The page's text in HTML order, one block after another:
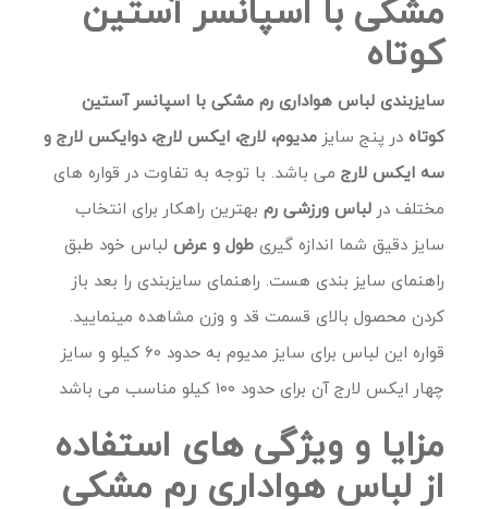
کوتاه
سایزبندی لباس هواداری رم مشکی با اسپانسر آستین
کوتاه در پنج سایز مدیوم، لارج، ایکس لارج، دوایکس لارج و
سه ایکس لارج می باشد. با توجه به تفاوت در قواره های
مختلف در لباس ورزشی رم بهترین راهکار برای انتخاب
سایز دقیق شما اندازه گیریطول و عرض لباس خود طبق
راهنمای سایز بندی هست. راهنمای سایزبندی را بعد باز
کردن محصول بالای قسمت قد و وزن مشاهده مینمایید.
قواره این لباس برای سایز مدیوم به حدود 60 کیلو و سایز
چهار ایکس لارج آن برای حدود 100 کیلو مناسب می باشد
مزایا و ویژگی های استفاده
از لباس هواداری رم مشکی